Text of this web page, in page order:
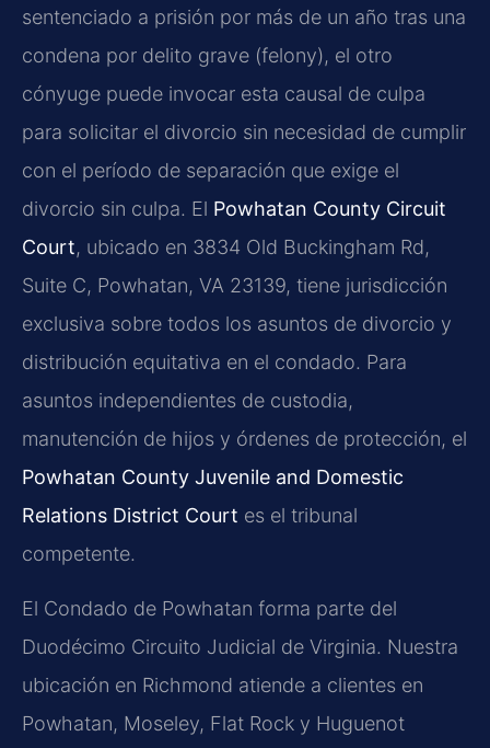
sentenciado a prisión por más de un año tras una
condena por delito grave (felony), el otro
cónyuge puede invocar esta causal de culpa
para solicitar el divorcio sin necesidad de cumplir
con el período de separación que exige el
divorcio sin culpa. El Powhatan County Circuit
Court, ubicado en 3834 Old Buckingham Rd,
Suite C, Powhatan, VA 23139, tiene jurisdicción
exclusiva sobre todos los asuntos de divorcio y
distribución equitativa en el condado. Para
asuntos independientes de custodia,
manutención de hijos y órdenes de protección, el
Powhatan County Juvenile and Domestic
Relations District Court es el tribunal
competente.
El Condado de Powhatan forma parte del
Duodécimo Circuito Judicial de Virginia. Nuestra
ubicación en Richmond atiende a clientes en
Powhatan, Moseley, Flat Rock y Huguenot